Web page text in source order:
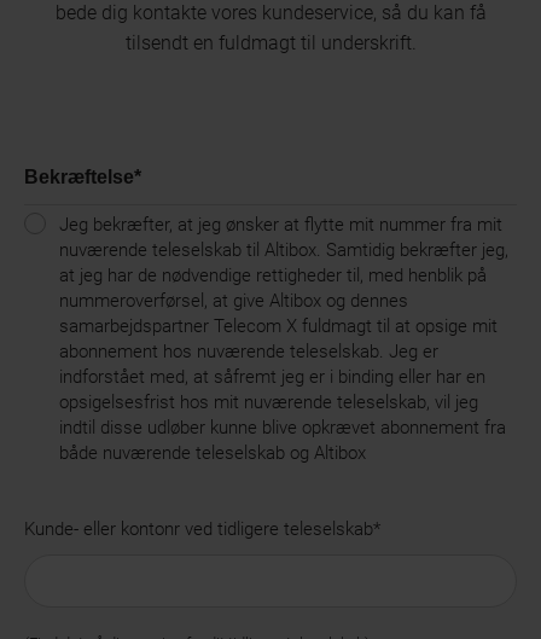
bede dig kontakte vores kundeservice, så du kan få
tilsendt en fuldmagt til underskrift.
Bekræftelse*
Jeg bekræfter, at jeg ønsker at flytte mit nummer fra mit
nuværende teleselskab til Altibox. Samtidig bekræfter jeg,
at jeg har de nødvendige rettigheder til, med henblik på
nummeroverførsel, at give Altibox og dennes
samarbejdspartner Telecom X fuldmagt til at opsige mit
abonnement hos nuværende teleselskab. Jeg er
indforstået med, at såfremt jeg er i binding eller har en
opsigelsesfrist hos mit nuværende teleselskab, vil jeg
indtil disse udløber kunne blive opkrævet abonnement fra
både nuværende teleselskab og Altibox
Kunde- eller kontonr ved tidligere teleselskab*